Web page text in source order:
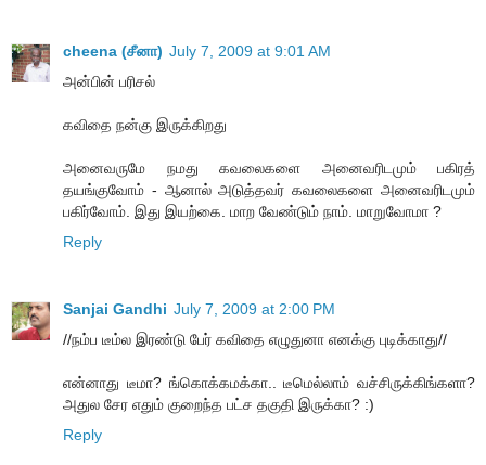
cheena (சீனா) July 7, 2009 at 9:01 AM
அன்பின் பரிசல்
கவிதை நன்கு இருக்கிறது
அனைவருமே நமது கவலைகளை அனைவரிடமும் பகிரத்
தயங்குவோம் - ஆனால் அடுத்தவர் கவலைகளை அனைவரிடமும்
பகிர்வோம். இது இயற்கை. மாற வேண்டும் நாம். மாறுவோமா ?
Reply
Sanjai Gandhi July 7, 2009 at 2:00 PM
//நம்ப டீம்ல இரண்டு பேர் கவிதை எழுதுனா எனக்கு புடிக்காது//
என்னாது டீமா? ங்கொக்கமக்கா.. டீமெல்லாம் வச்சிருக்கிங்களா?
அதுல சேர எதும் குறைந்த பட்ச தகுதி இருக்கா? :)
Reply